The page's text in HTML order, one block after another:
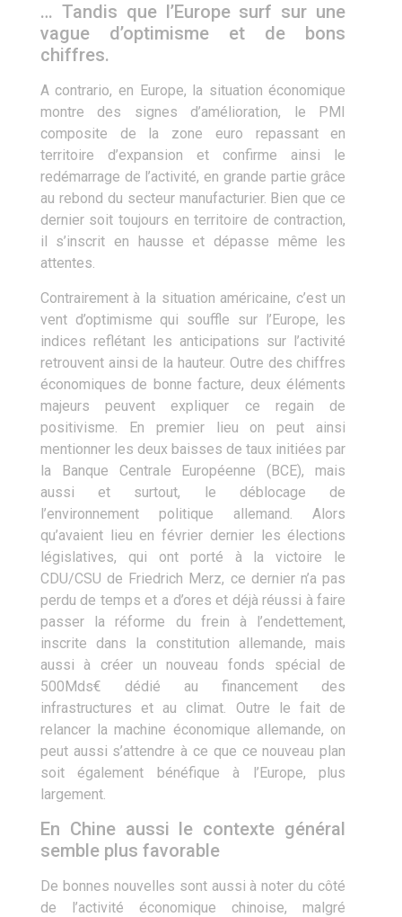
… Tandis que l’Europe surf sur une
vague d’optimisme et de bons
chiffres.
A contrario, en Europe, la situation économique
montre des signes d’amélioration, le PMI
composite de la zone euro repassant en
territoire d’expansion et confirme ainsi le
redémarrage de l’activité, en grande partie grâce
au rebond du secteur manufacturier. Bien que ce
dernier soit toujours en territoire de contraction,
il s’inscrit en hausse et dépasse même les
attentes.
Contrairement à la situation américaine, c’est un
vent d’optimisme qui souffle sur l’Europe, les
indices reflétant les anticipations sur l’activité
retrouvent ainsi de la hauteur. Outre des chiffres
économiques de bonne facture, deux éléments
majeurs peuvent expliquer ce regain de
positivisme. En premier lieu on peut ainsi
mentionner les deux baisses de taux initiées par
la Banque Centrale Européenne (BCE), mais
aussi et surtout, le déblocage de
l’environnement politique allemand. Alors
qu’avaient lieu en février dernier les élections
législatives, qui ont porté à la victoire le
CDU/CSU de Friedrich Merz, ce dernier n’a pas
perdu de temps et a d’ores et déjà réussi à faire
passer la réforme du frein à l’endettement,
inscrite dans la constitution allemande, mais
aussi à créer un nouveau fonds spécial de
500Mds€ dédié au financement des
infrastructures et au climat. Outre le fait de
relancer la machine économique allemande, on
peut aussi s’attendre à ce que ce nouveau plan
soit également bénéfique à l’Europe, plus
largement.
En Chine aussi le contexte général
semble plus favorable
De bonnes nouvelles sont aussi à noter du côté
de l’activité économique chinoise, malgré